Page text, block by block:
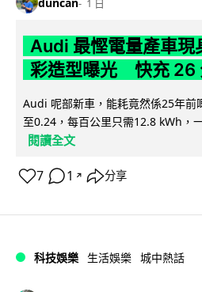
Audi 最慳電量產車
彩造型曝光 快充 26
Audi 呢部新車，能耗竟然係25年
至0.24，每百公里只需12.8 kWh，
閱讀全文
7 1 ↗ 分享
科技娛樂 生活娛樂 城中熱話